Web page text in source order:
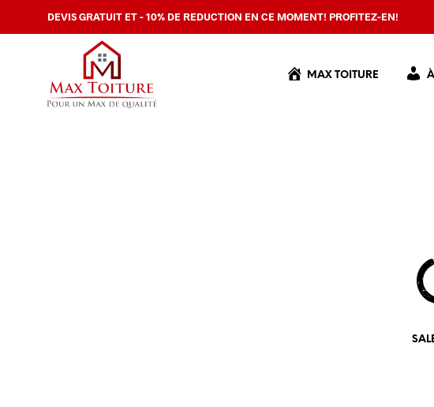
DEVIS GRATUIT ET - 10% DE REDUCTION EN CE MOMENT! PROFITEZ-EN!
MAX TOITURE